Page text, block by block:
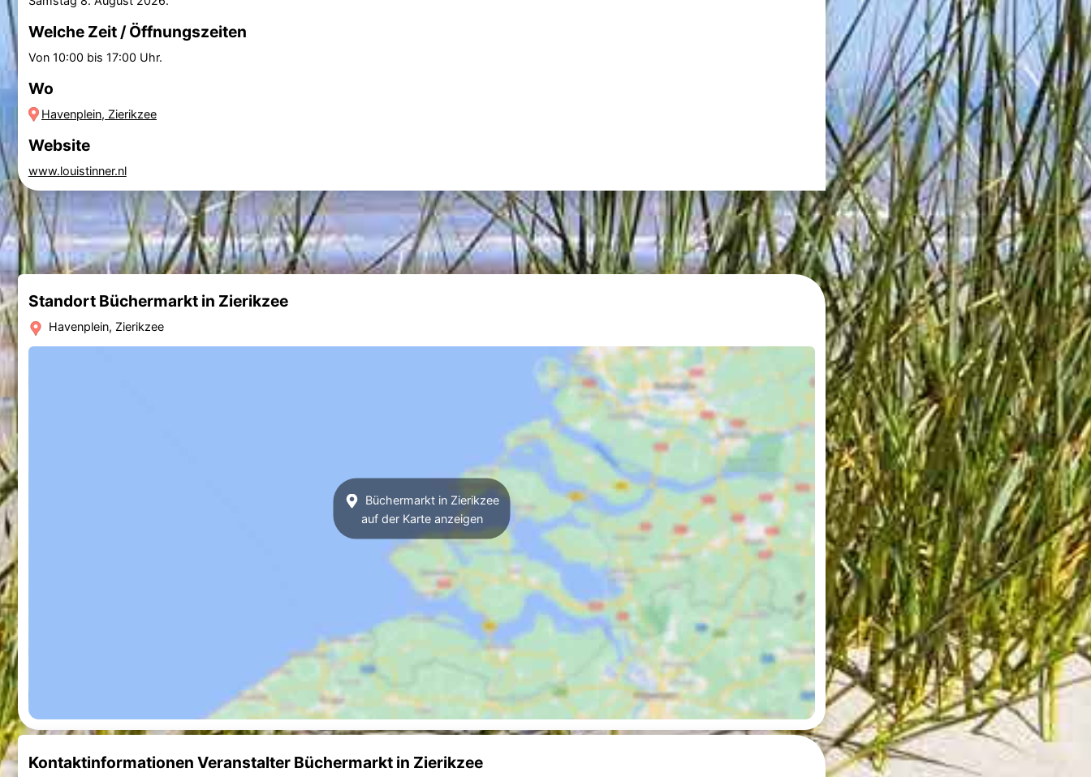
Welche Zeit / Öffnungszeiten
Von 10:00 bis 17:00 Uhr.
Wo
Havenplein, Zierikzee
Website
www.louistinner.nl
Standort Büchermarkt in Zierikzee
Havenplein, Zierikzee
Büchermarkt in Zierikzee
auf der Karte anzeigen
Kontaktinformationen Veranstalter Büchermarkt in Zierikzee